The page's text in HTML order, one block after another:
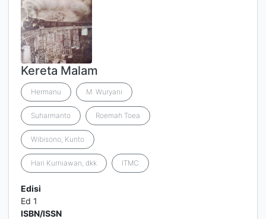
Kereta Malam
Hermanu M. Wuryani
Suharmanto Roemah Toea
Wibisono, Kunto
Hari Kurniawan, dkk ITMC
Edisi
Ed 1
ISBN/ISSN